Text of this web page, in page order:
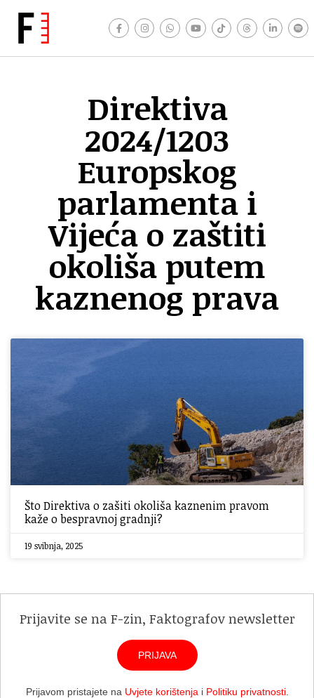
Direktiva
2024/1203
Europskog
parlamenta i
Vijeća o zaštiti
okoliša putem
kaznenog prava
Što Direktiva o zašiti okoliša kaznenim pravom
kaže o bespravnoj gradnji?
19 svibnja, 2025
Prijavite se na F-zin, Faktografov newsletter
PRIJAVA
Prijavom pristajete na Uvjete korištenja i Politiku privatnosti.